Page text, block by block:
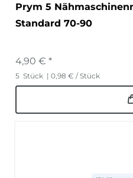
Prym 5
Standard 70-90
4,90 € *
5 Stück | 0,98 € / Stück